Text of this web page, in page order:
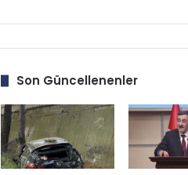
Son Güncellenenler